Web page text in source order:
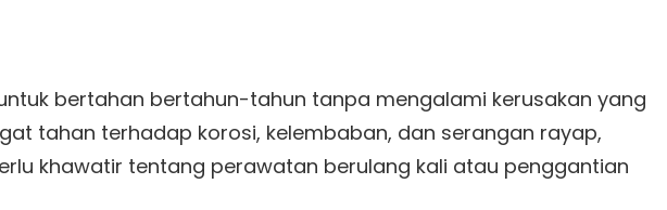
bertahan bertahun-tahun tanpa mengalami kerusakan yang
tahan terhadap korosi, kelembaban, dan serangan rayap,
khawatir tentang perawatan berulang kali atau penggantian